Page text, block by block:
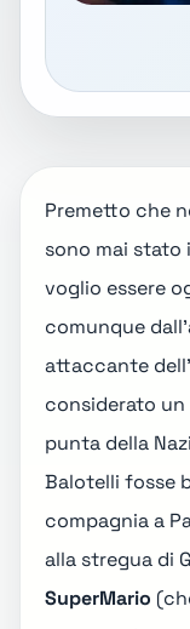
Premetto che
sono mai stato
voglio essere
comunque
attaccante
considerato un
punta della
Balotelli fosse
compagnia a
alla stregua di
SuperMario